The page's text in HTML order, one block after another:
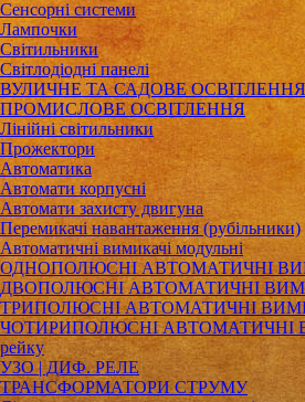
Сенсорні системи
Лампочки
Світильники
Світлодіодні панелі
ВУЛИЧНЕ ТА САДОВЕ ОСВІТЛЕННЯ
ПРОМИСЛОВЕ ОСВІТЛЕННЯ
Лінійні світильники
Прожектори
Автоматика
Автомати корпусні
Автомати захисту двигуна
Перемикачі навантаження (рубільники)
Автоматичні вимикачі модульні
ОДНОПОЛЮСНІ АВТОМАТИЧНІ
ДВОПОЛЮСНІ АВТОМАТИЧНІ
ТРИПОЛЮСНІ АВТОМАТИЧНІ
ЧОТИРИПОЛЮСНІ АВТОМАТИЧНІ
рейку
УЗО | ДИФ. РЕЛЕ
ТРАНСФОРМАТОРИ СТРУМУ